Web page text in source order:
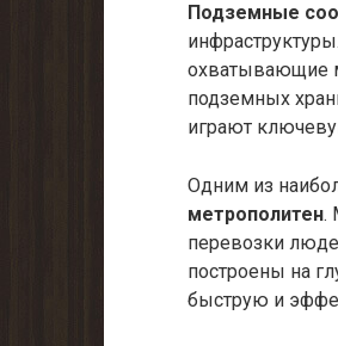
Подземные
охватывающие
подземных
играют
Одним из
метрополитен.
перевозки
построены на
быструю и